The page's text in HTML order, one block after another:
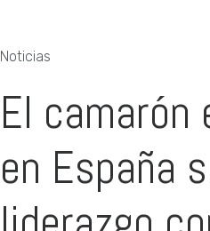
Noticias
El
en España